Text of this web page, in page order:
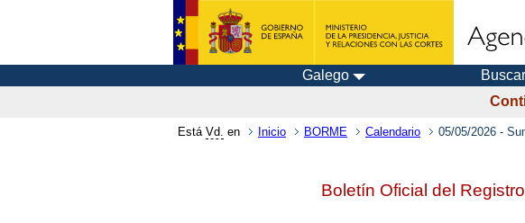
Galego Buscar
Está Vd. en Inicio BORME Calendario 05/05/2026 -
Boletín Oficial del